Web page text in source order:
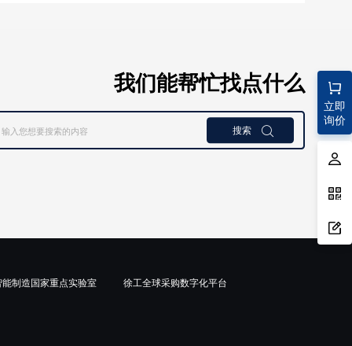
立即
询价
我们能帮忙找点什么
搜索 
制造国家重点实验室 徐工全球采购数字化平台